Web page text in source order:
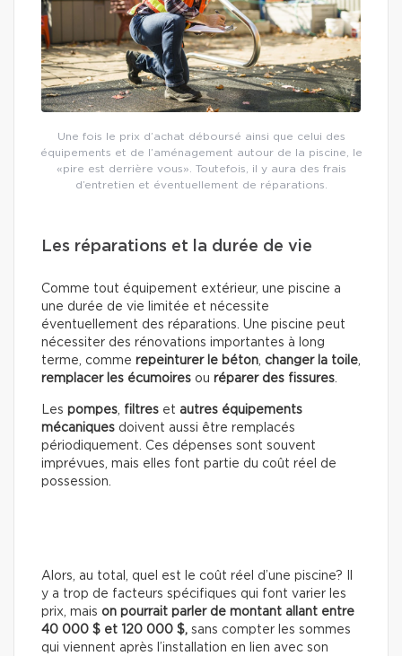
Une fois le prix d’achat déboursé ainsi que celui des
équipements et de l’aménagement autour de la piscine, le
«pire est derrière vous». Toutefois, il y aura des frais
d’entretien et éventuellement de réparations.
Les réparations et la durée de vie
Comme tout équipement extérieur, une piscine a
une durée de vie limitée et nécessite
éventuellement des réparations. Une piscine peut
nécessiter des rénovations importantes à long
terme, comme repeinturer le béton changer la toile
remplacer les écumoires ou réparer des fissures
Les pompes filtres et autres équipements
mécaniques doivent aussi être remplacés
périodiquement. Ces dépenses sont souvent
imprévues, mais elles font partie du coût réel de
possession.
Alors, au total, quel est le coût réel d’une piscine? Il
y a trop de facteurs spécifiques qui font varier les
prix, mais on pourrait parler de montant allant entre
40 000 $ et 120 000 $, sans compter les sommes
qui viennent après l’installation en lien avec son